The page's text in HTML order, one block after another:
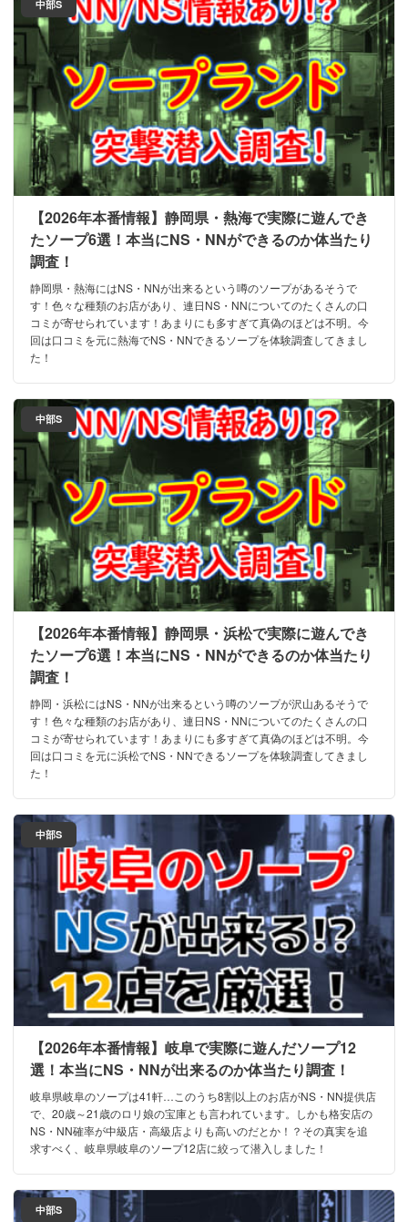
中部S
【2026年本番情報】静岡県・熱海で実際に遊んでき
たソープ6選！本当にNS・NNができるのか体当たり
調査！
静岡県・熱海にはNS・NNが出来るという噂のソープがあるそうで
す！色々な種類のお店があり、連日NS・NNについてのたくさんの口
コミが寄せられています！あまりにも多すぎて真偽のほどは不明。今
回は口コミを元に熱海でNS・NNできるソープを体験調査してきまし
た！
中部S
【2026年本番情報】静岡県・浜松で実際に遊んでき
たソープ6選！本当にNS・NNができるのか体当たり
調査！
静岡・浜松にはNS・NNが出来るという噂のソープが沢山あるそうで
す！色々な種類のお店があり、連日NS・NNについてのたくさんの口
コミが寄せられています！あまりにも多すぎて真偽のほどは不明。今
回は口コミを元に浜松でNS・NNできるソープを体験調査してきまし
た！
中部S
【2026年本番情報】岐阜で実際に遊んだソープ12
選！本当にNS・NNが出来るのか体当たり調査！
岐阜県岐阜のソープは41軒…このうち8割以上のお店がNS・NN提供店
で、20歳～21歳のロリ娘の宝庫とも言われています。しかも格安店の
NS・NN確率が中級店・高級店よりも高いのだとか！？その真実を追
求すべく、岐阜県岐阜のソープ12店に絞って潜入しました！
中部S